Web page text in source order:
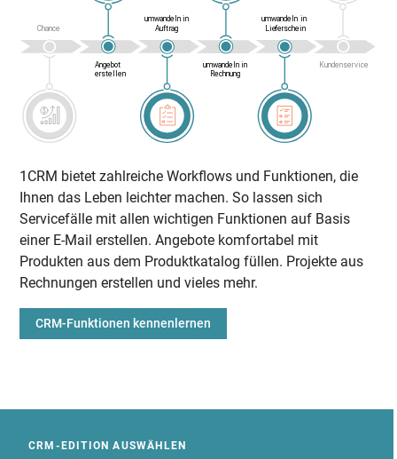
1CRM bietet zahlreiche Workflows und Funktionen, die
Ihnen das Leben leichter machen. So lassen sich
Servicefälle mit allen wichtigen Funktionen auf Basis
einer E-Mail erstellen. Angebote komfortabel mit
Produkten aus dem Produktkatalog füllen. Projekte aus
Rechnungen erstellen und vieles mehr.
CRM-Funktionen kennenlernen
CRM-EDITION AUSWÄHLEN